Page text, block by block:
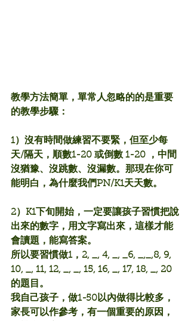
教學方法簡單，單常人忽略的的是重要
的教學步驟：
1）沒有時間做練習不要緊，但至少每
天/隔天，順數1-20 或倒數 1-20 ，中間
沒猶豫、沒跳數、沒漏數。那現在你可
能明白，為什麼我們PN/K1天天數。
2）K1下旬開始，一定要讓孩子習慣把說
出來的數字，用文字寫出來，這樣才能
會讀題，能寫答案。
所以要習慣做1，2, _, 4, _, _6, _,_,8, 9,
10, _, 11, 12, _, _, 15, 16, _, 17, 18, _, 20
的題目。
我自己孩子，做1-50以內做得比較多，
家長可以作參考，有一個重要的原因，